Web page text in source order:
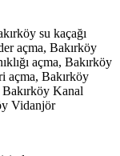
su kaçağı
açma, Bakırköy
açma, Bakırköy
açma, Bakırköy
Bakırköy Kanal
Vidanjör